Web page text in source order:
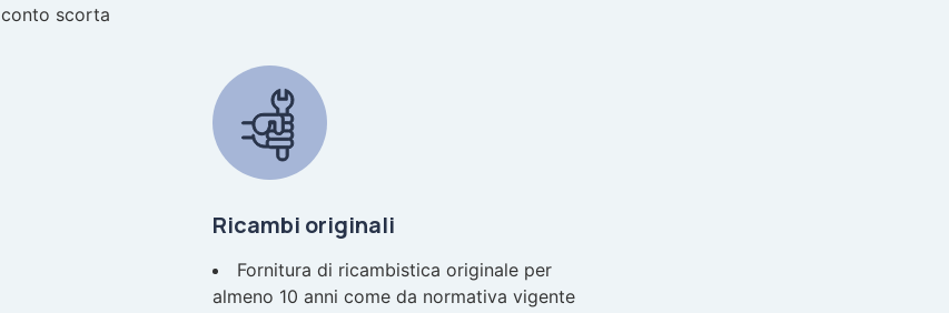
conto scorta
Ricambi originali
Fornitura di ricambistica originale per
almeno 10 anni come da normativa vigente